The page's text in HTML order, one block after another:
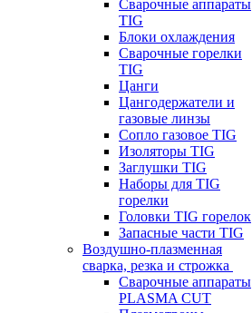
Сварочные аппараты
TIG
Блоки охлаждения
Сварочные горелки
TIG
Цанги
Цангодержатели и
газовые линзы
Сопло газовое TIG
Изоляторы TIG
Заглушки TIG
Наборы для TIG
горелки
Головки TIG горелок
Запасные части TIG
Воздушно-плазменная
сварка, резка и строжка
Сварочные аппараты
PLASMA CUT